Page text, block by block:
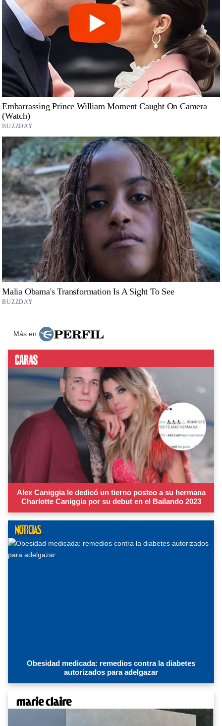
Más en
Alex Caniggia le dedicó un tierno posteo a su hermana
Charlotte Caniggia por su debut en el Bailando 2023
Obesidad medicada: remedios contra la diabetes
autorizados para adelgazar